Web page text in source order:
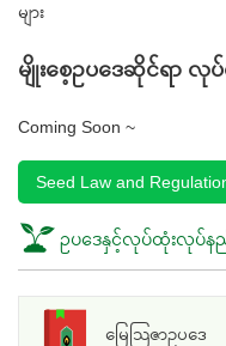
များ
မျိုးစေ့ဥပဒေဆိုင်ရာ လု
Coming Soon ~
Seed Law and
ဥပဒေနှင့်လုပ်ထုံးလုပ်နည်
မြေသြဇာဥပဒေ